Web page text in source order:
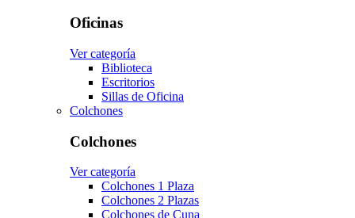
Oficinas
Ver categoría
Biblioteca
Escritorios
Sillas de Oficina
Colchones
Colchones
Ver categoría
Colchones 1 Plaza
Colchones 2 Plazas
Colchones de Cuna